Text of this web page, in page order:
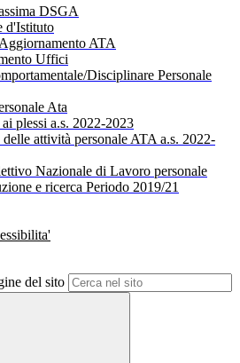
DSGA
d'Istituto
ATA
Uffici
Disciplinare Personale
Ata
plessi a.s. 2022-2023
delle attività personale ATA a.s. 2022-
Nazionale di Lavoro personale
e ricerca Periodo 2019/21
del sito